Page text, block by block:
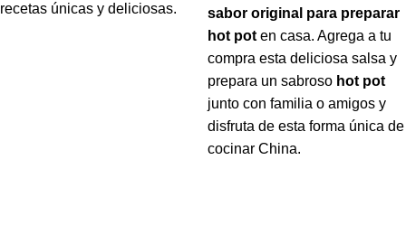
recetas únicas y deliciosas.
sabor original para preparar
hot pot en casa. Agrega a tu
compra esta deliciosa salsa y
prepara un sabroso hot pot
junto con familia o amigos y
disfruta de esta forma única de
cocinar China.